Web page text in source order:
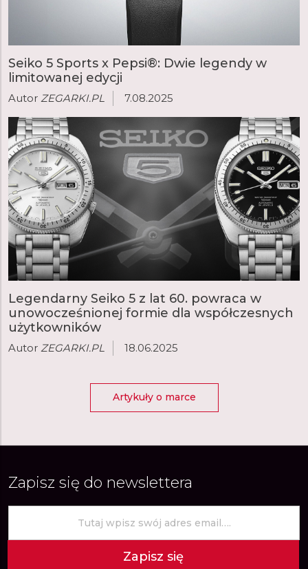
Seiko 5 Sports x Pepsi®: Dwie legendy w
limitowanej edycji
Autor ZEGARKI.PL 7.08.2025
Legendarny Seiko 5 z lat 60. powraca w
unowocześnionej formie dla współczesnych
użytkowników
Autor ZEGARKI.PL 18.06.2025
Artykuły o marce
Zapisz się do newslettera
Zapisz się